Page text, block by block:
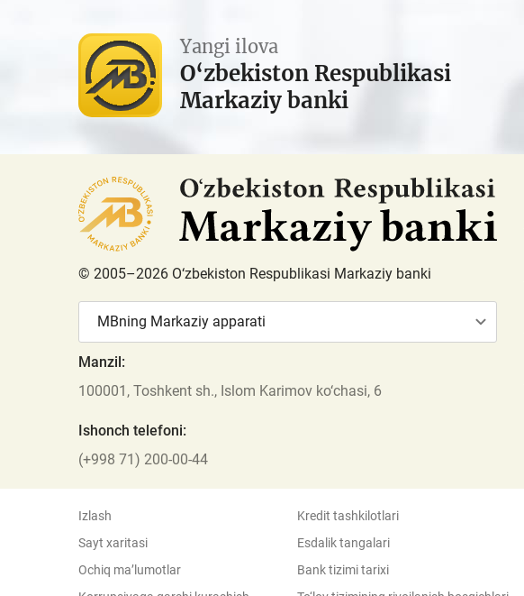
Yangi ilova
O‘zbekiston Respublikasi
Markaziy banki
© 2005–2026 O‘zbekiston Respublikasi Markaziy banki
MBning Markaziy apparati
Manzil:
100001, Toshkent sh., Islom Karimov ko‘chasi, 6
Ishonch telefoni:
(+998 71) 200-00-44
Izlash
Sayt xaritasi
Ochiq ma’lumotlar
Kredit tashkilotlari
Esdalik tangalari
Bank tizimi tarixi